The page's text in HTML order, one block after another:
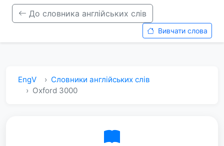
До словника англійських слів
Вивчати слова
EngV
Словники англійських слів
Oxford 3000